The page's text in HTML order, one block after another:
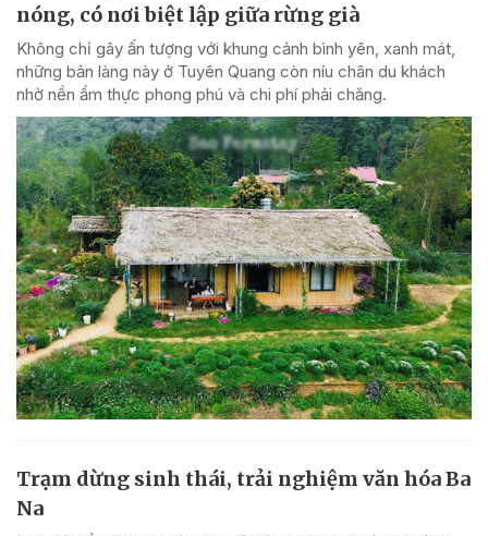
nóng, có nơi biệt lập giữa rừng già
Không chỉ gây ấn tượng với khung cảnh bình yên, xanh mát,
những bản làng này ở Tuyên Quang còn níu chân du khách
nhờ nền ẩm thực phong phú và chi phí phải chăng.
Trạm dừng sinh thái, trải nghiệm văn hóa Ba
Na